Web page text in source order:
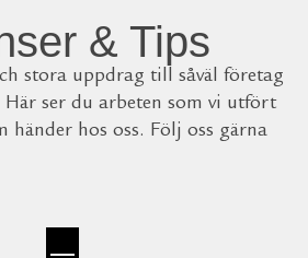
& Tips
stora uppdrag till såväl företag
ser du arbeten som vi utfört
händer hos oss. Följ oss gärna